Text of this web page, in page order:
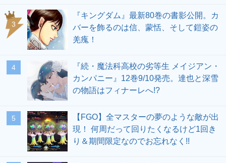
3
『キングダム』最新80巻の書影公開。カ
バーを飾るのは信、蒙恬、そして鎧姿の
羌瘣！
4
『続・魔法科高校の劣等生 メイジアン・
カンパニー』12巻9/10発売。達也と深雪
の物語はフィナーレへ!?
5
【FGO】全マスターの夢のような敵が出
現！ 何周だって回りたくなるけど1回き
り＆期間限定なのでお忘れなく!!